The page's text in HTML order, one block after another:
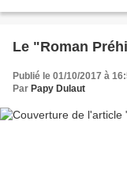
Le "Roman
Publié le 01/10/2017 à
Par Papy Dulaut